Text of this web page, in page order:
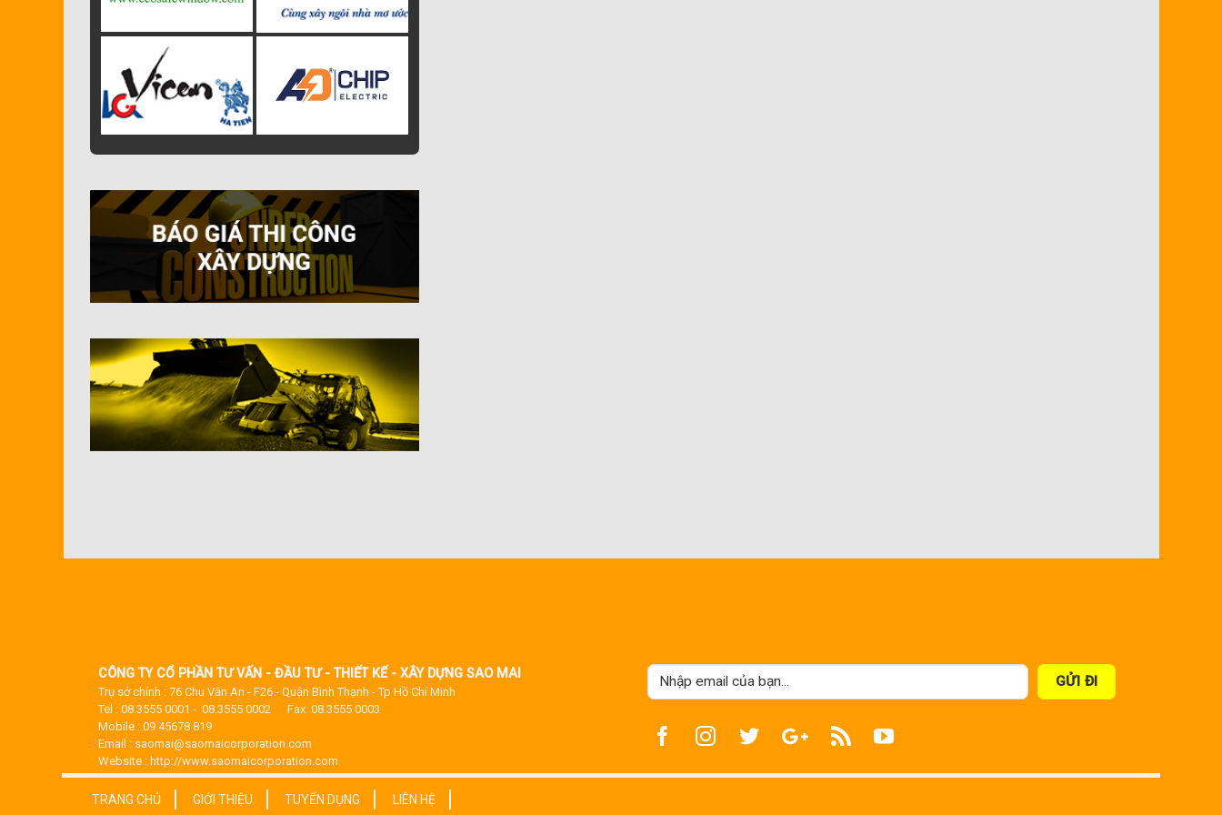
CÔNG TY CỔ PHẦN TƯ VẤN - ĐẦU TƯ - THIẾT KẾ - XÂY DỰNG SAO MAI
Trụ sở chính : 76 Chu Văn An - F26 - Quận Bình Thạnh - Tp Hồ Chí Minh
Tel : 08.3555 0001 - 08.3555 0002 Fax: 08.3555 0003
Mobile : 09 45678 819
Email : saomai@saomaicorporation.com
Website : http://www.saomaicorporation.com
TRANG CHỦ GIỚI THIỆU TUYỂN DỤNG LIÊN HỆ